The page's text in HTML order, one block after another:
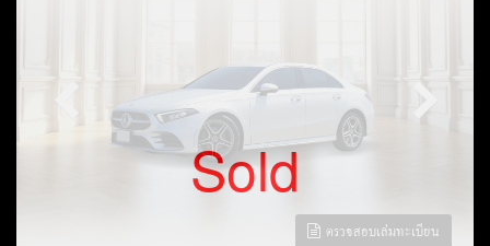
Sold
ตรวจสอบเล่มทะเบียน